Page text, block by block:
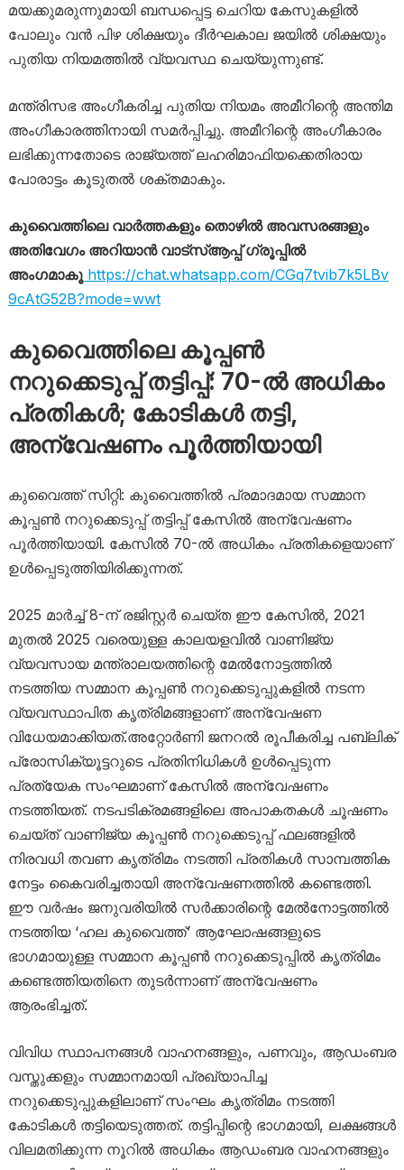
മയക്കുമരുന്നുമായി ബന്ധപ്പെട്ട ചെറിയ കേസുകളിൽ
പോലും വൻ പിഴ ശിക്ഷയും ദീർഘകാല ജയിൽ ശിക്ഷയും
പുതിയ നിയമത്തിൽ വ്യവസ്ഥ ചെയ്യുന്നുണ്ട്.
മന്ത്രിസഭ അംഗീകരിച്ച പുതിയ നിയമം അമീറിന്റെ അന്തിമ
അംഗീകാരത്തിനായി സമർപ്പിച്ചു. അമീറിന്റെ അംഗീകാരം
ലഭിക്കുന്നതോടെ രാജ്യത്ത് ലഹരിമാഫിയക്കെതിരായ
പോരാട്ടം കൂടുതൽ ശക്തമാകും.
കുവൈത്തിലെ വാർത്തകളും തൊഴിൽ അവസരങ്ങളും
അതിവേഗം അറിയാൻ വാട്സ്ആപ്പ് ഗ്രൂപ്പിൽ
അംഗമാകൂhttps://chat.whatsapp.com/CGq7tvib7k5LBv
9cAtG52B?mode=wwt
കുവൈത്തിലെ കൂപ്പൺ
നറുക്കെടുപ്പ് തട്ടിപ്പ്: 70-ൽ അധികം
പ്രതികൾ; കോടികൾ തട്ടി,
അന്വേഷണം പൂർത്തിയായി
കുവൈത്ത് സിറ്റി: കുവൈത്തിൽ പ്രമാദമായ സമ്മാന
കൂപ്പൺ നറുക്കെടുപ്പ് തട്ടിപ്പ് കേസിൽ അന്വേഷണം
പൂർത്തിയായി. കേസിൽ 70-ൽ അധികം പ്രതികളെയാണ്
ഉൾപ്പെടുത്തിയിരിക്കുന്നത്.
2025 മാർച്ച് 8-ന് രജിസ്റ്റർ ചെയ്ത ഈ കേസിൽ, 2021
മുതൽ 2025 വരെയുള്ള കാലയളവിൽ വാണിജ്യ
വ്യവസായ മന്ത്രാലയത്തിന്റെ മേൽനോട്ടത്തിൽ
നടത്തിയ സമ്മാന കൂപ്പൺ നറുക്കെടുപ്പുകളിൽ നടന്ന
വ്യവസ്ഥാപിത കൃത്രിമങ്ങളാണ് അന്വേഷണ
വിധേയമാക്കിയത്.അറ്റോർണി ജനറൽ രൂപീകരിച്ച പബ്ലിക്
പ്രോസിക്യൂട്ടറുടെ പ്രതിനിധികൾ ഉൾപ്പെടുന്ന
പ്രത്യേക സംഘമാണ് കേസിൽ അന്വേഷണം
നടത്തിയത്. നടപടിക്രമങ്ങളിലെ അപാകതകൾ ചൂഷണം
ചെയ്ത് വാണിജ്യ കൂപ്പൺ നറുക്കെടുപ്പ് ഫലങ്ങളിൽ
നിരവധി തവണ കൃത്രിമം നടത്തി പ്രതികൾ സാമ്പത്തിക
നേട്ടം കൈവരിച്ചതായി അന്വേഷണത്തിൽ കണ്ടെത്തി.
ഈ വർഷം ജനുവരിയിൽ സർക്കാരിന്റെ മേൽനോട്ടത്തിൽ
നടത്തിയ ‘ഹല കുവൈത്ത്’ ആഘോഷങ്ങളുടെ
ഭാഗമായുള്ള സമ്മാന കൂപ്പൺ നറുക്കെടുപ്പിൽ കൃത്രിമം
കണ്ടെത്തിയതിനെ തുടർന്നാണ് അന്വേഷണം
ആരംഭിച്ചത്.
വിവിധ സ്ഥാപനങ്ങൾ വാഹനങ്ങളും, പണവും, ആഡംബര
വസ്തുക്കളും സമ്മാനമായി പ്രഖ്യാപിച്ച
നറുക്കെടുപ്പുകളിലാണ് സംഘം കൃത്രിമം നടത്തി
കോടികൾ തട്ടിയെടുത്തത്. തട്ടിപ്പിന്റെ ഭാഗമായി, ലക്ഷങ്ങൾ
വിലമതിക്കുന്ന നൂറിൽ അധികം ആഡംബര വാഹനങ്ങളും